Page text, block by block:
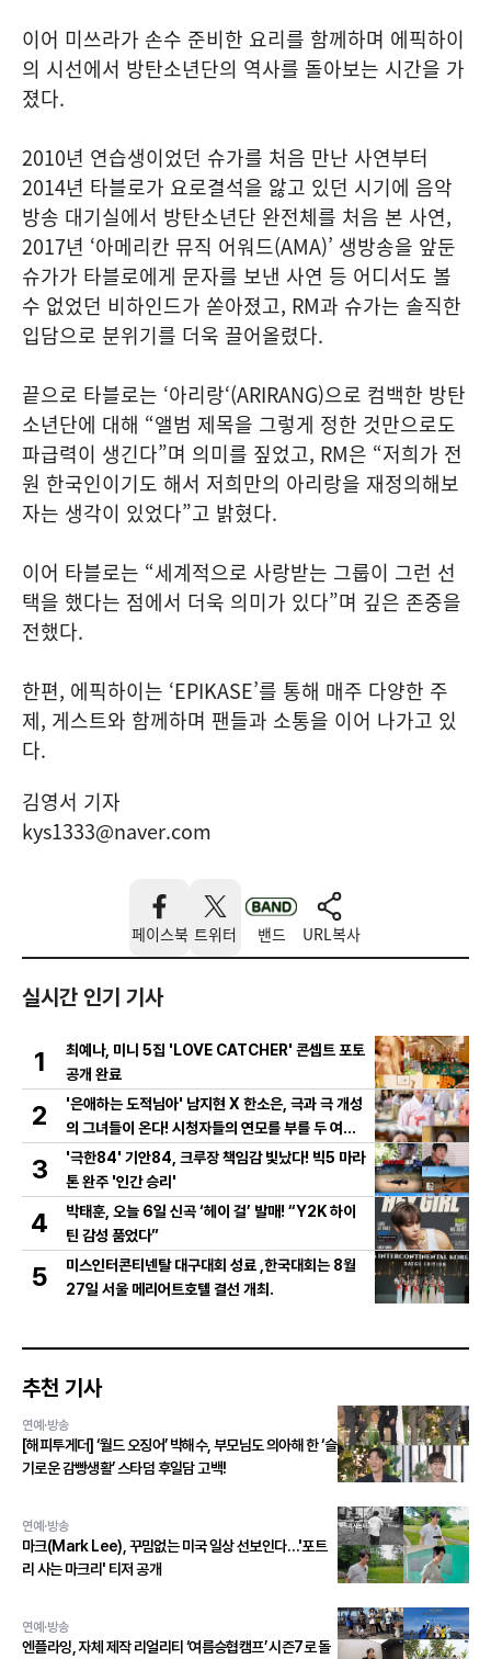
이어 미쓰라가 손수 준비한 요리를 함께하며 에픽하이
의 시선에서 방탄소년단의 역사를 돌아보는 시간을 가
졌다.
2010년 연습생이었던 슈가를 처음 만난 사연부터
2014년 타블로가 요로결석을 앓고 있던 시기에 음악
방송 대기실에서 방탄소년단 완전체를 처음 본 사연,
2017년 ‘아메리칸 뮤직 어워드(AMA)’ 생방송을 앞둔
슈가가 타블로에게 문자를 보낸 사연 등 어디서도 볼
수 없었던 비하인드가 쏟아졌고, RM과 슈가는 솔직한
입담으로 분위기를 더욱 끌어올렸다.
끝으로 타블로는 ‘아리랑‘(ARIRANG)으로 컴백한 방탄
소년단에 대해 “앨범 제목을 그렇게 정한 것만으로도
파급력이 생긴다”며 의미를 짚었고, RM은 “저희가 전
원 한국인이기도 해서 저희만의 아리랑을 재정의해보
자는 생각이 있었다”고 밝혔다.
이어 타블로는 “세계적으로 사랑받는 그룹이 그런 선
택을 했다는 점에서 더욱 의미가 있다”며 깊은 존중을
전했다.
한편, 에픽하이는 ‘EPIKASE’를 통해 매주 다양한 주
제, 게스트와 함께하며 팬들과 소통을 이어 나가고 있
다.
김영서 기자
kys1333@naver.com
페이스북 트위터 밴드 URL복사
실시간 인기 기사
1
최예나, 미니 5집 'LOVE CATCHER' 콘셉트 포토
공개 완료
2
'은애하는 도적님아' 남지현 X 한소은, 극과 극 개성
의 그녀들이 온다! 시청자들의 연모를 부를 두 여인
의 활약은?
3
'극한84' 기안84, 크루장 책임감 빛났다! 빅5 마라
톤 완주 '인간 승리'
4
박태훈, 오늘 6일 신곡 ‘헤이 걸’ 발매! “Y2K 하이
틴 감성 품었다”
5
미스인터콘티넨탈 대구대회 성료 ,한국대회는 8월
27일 서울 메리어트호텔 결선 개최.
추천 기사
연예·방송
[해피투게더] ‘월드 오징어’ 박해수, 부모님도 의아해 한 ‘슬
기로운 감빵생활’ 스타덤 후일담 고백!
연예·방송
마크(Mark Lee), 꾸밈없는 미국 일상 선보인다…'포트
리 사는 마크리' 티저 공개
연예·방송
엔플라잉, 자체 제작 리얼리티 ‘여름승협캠프’ 시즌7로 돌